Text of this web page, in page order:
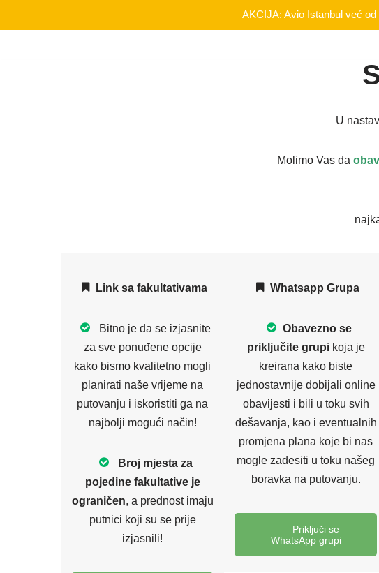
AKCIJA: Avio Istanbul već
U
Molimo Vas da
Link sa fakultativama
Bitno je da se izjasnite
za sve ponuđene opcije
kako bismo kvalitetno mogli
planirati naše vrijeme na
putovanju i iskoristiti ga na
najbolji mogući način!
Broj mjesta za
pojedine fakultative je
ograničen, a prednost imaju
putnici koji su se prije
izjasnili!
Whatsapp Grupa
Obavezno se
priključite grupikoja je
kreirana kako biste
jednostavnije dobijali online
obavijesti i bili u toku svih
dešavanja, kao i eventualnih
promjena plana koje bi nas
mogle zadesiti u toku našeg
boravka na putovanju.
Priključi se
WhatsApp grupi